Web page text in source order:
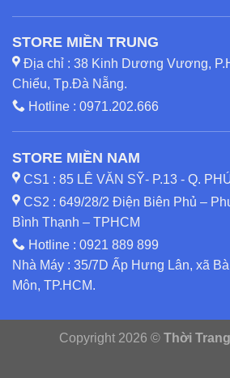
STORE MIỀN TRUNG
Địa chỉ : 38 Kinh Dương Vương,
Chiểu, Tp.Đà Nẵng.
Hotline : 0971.202.666
STORE MIỀN NAM
CS1 : 85 LÊ VĂN SỸ- P.13 - Q.
CS2 : 649/28/2 Điện Biên Phủ –
Bình Thạnh – TPHCM
Hotline : 0921 889 899
Nhà Máy : 35/7D Ấp Hưng Lân, xã
Môn, TP.HCM.
Copyright 2026 © Thời